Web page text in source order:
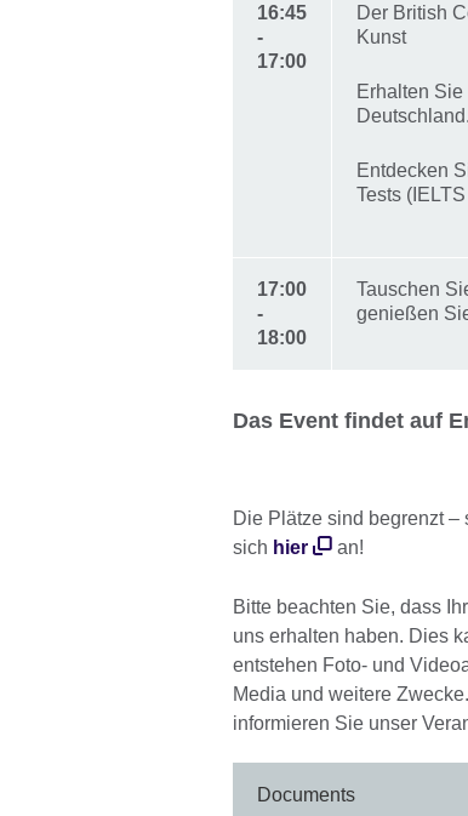
16:45
-
17:00
Der British
Kunst
Erhalten
Deutschland.
Entdecken
Tests
17:00
-
18:00
Tauschen
genießen
Das Event findet auf
Die Plätze sind begrenzt
sich hier an!
Bitte beachten Sie, dass
uns erhalten haben. Dies
entstehen Foto- und
Media und weitere
informieren Sie unser
Documents